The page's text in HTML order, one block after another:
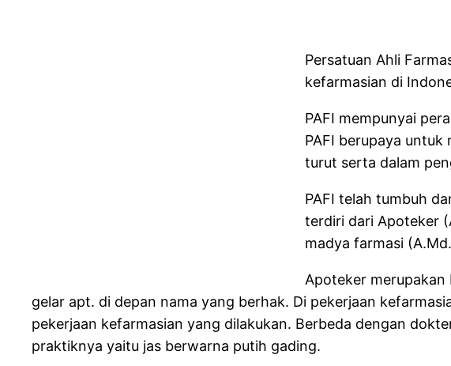
Persatuan Ahli
kefarmasian di
PAFI mempunyai
PAFI berupaya
turut serta dalam
PAFI telah tumbuh
terdiri dari Apoteker
madya farmasi
Apoteker merupakan
gelar apt. di depan nama yang berhak. Di pekerjaan
pekerjaan kefarmasian yang dilakukan. Berbeda dengan
praktiknya yaitu jas berwarna putih gading.